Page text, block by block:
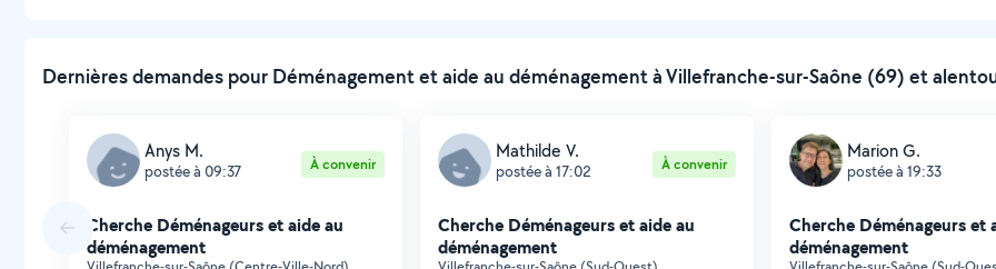
Dernières demandes pour Déménagement et aide au déménagement à Villefranche-sur-Saône (69) et
Anys M.
postée à 09:37 À convenir
Cherche Déménageurs et aide au
déménagement
Mathilde V.
postée à 17:02 À convenir
Cherche Déménageurs et aide au
déménagement
Marion G.
postée à 19:33
Cherche Déménageurs et
déménagement